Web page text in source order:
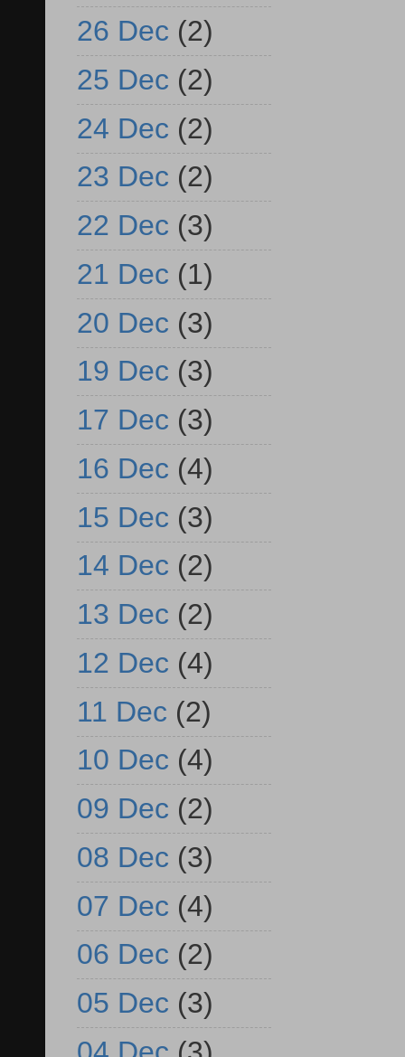
26 Dec (2)
25 Dec (2)
24 Dec (2)
23 Dec (2)
22 Dec (3)
21 Dec (1)
20 Dec (3)
19 Dec (3)
17 Dec (3)
16 Dec (4)
15 Dec (3)
14 Dec (2)
13 Dec (2)
12 Dec (4)
11 Dec (2)
10 Dec (4)
09 Dec (2)
08 Dec (3)
07 Dec (4)
06 Dec (2)
05 Dec (3)